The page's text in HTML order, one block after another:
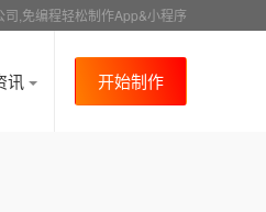
,免编程轻松制作App&小程序
讯 开始制作